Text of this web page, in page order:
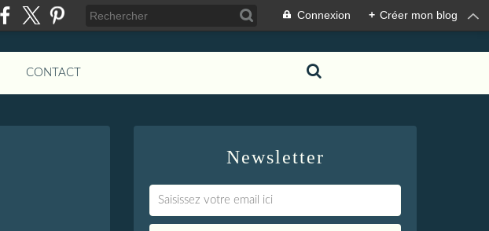
Connexion + Créer mon blog
CONTACT
Newsletter